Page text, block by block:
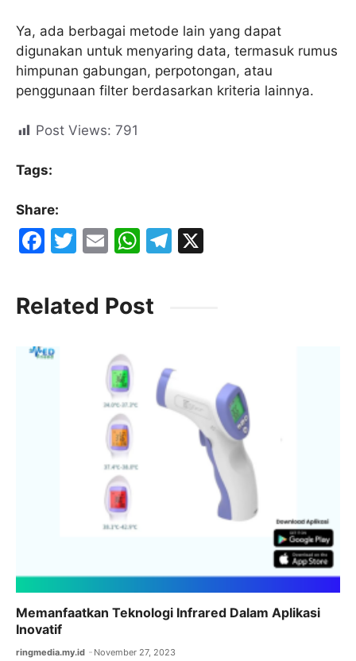
Ya, ada berbagai metode lain yang dapat
digunakan untuk menyaring data, termasuk rumus
himpunan gabungan, perpotongan, atau
penggunaan filter berdasarkan kriteria lainnya.
Post Views: 791
Tags:
Share:
F
c
e
b
o
T
itt
er
E
ai
l
W
at
s
T
m
Related Post
Memanfaatkan Teknologi Infrared Dalam Aplikasi
Inovatif
ringmedia.my.id November 27, 2023